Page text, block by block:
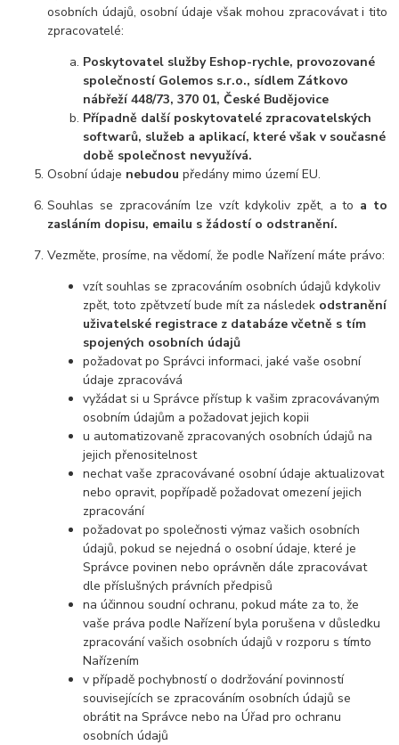
osobních údajů, osobní údaje však mohou zpracovávat i tito
zpracovatelé:
Poskytovatel služby Eshop-rychle, provozované
společností Golemos s.r.o., sídlem Zátkovo
nábřeží 448/73, 370 01, České Budějovice
Případně další poskytovatelé zpracovatelských
softwarů, služeb a aplikací, které však v současné
době společnost nevyužívá.
Osobní údaje nebudou předány mimo území EU.
Souhlas se zpracováním lze vzít kdykoliv zpět, a to a to
zasláním dopisu, emailu s žádostí o odstranění.
Vezměte, prosíme, na vědomí, že podle Nařízení máte právo:
vzít souhlas se zpracováním osobních údajů kdykoliv
zpět, toto zpětvzetí bude mít za následek odstranění
uživatelské registrace z databáze včetně s tím
spojených osobních údajů
požadovat po Správci informaci, jaké vaše osobní
údaje zpracovává
vyžádat si u Správce přístup k vašim zpracovávaným
osobním údajům a požadovat jejich kopii
u automatizovaně zpracovaných osobních údajů na
jejich přenositelnost
nechat vaše zpracovávané osobní údaje aktualizovat
nebo opravit, popřípadě požadovat omezení jejich
zpracování
požadovat po společnosti výmaz vašich osobních
údajů, pokud se nejedná o osobní údaje, které je
Správce povinen nebo oprávněn dále zpracovávat
dle příslušných právních předpisů
na účinnou soudní ochranu, pokud máte za to, že
vaše práva podle Nařízení byla porušena v důsledku
zpracování vašich osobních údajů v rozporu s tímto
Nařízením
v případě pochybností o dodržování povinností
souvisejících se zpracováním osobních údajů se
obrátit na Správce nebo na Úřad pro ochranu
osobních údajů